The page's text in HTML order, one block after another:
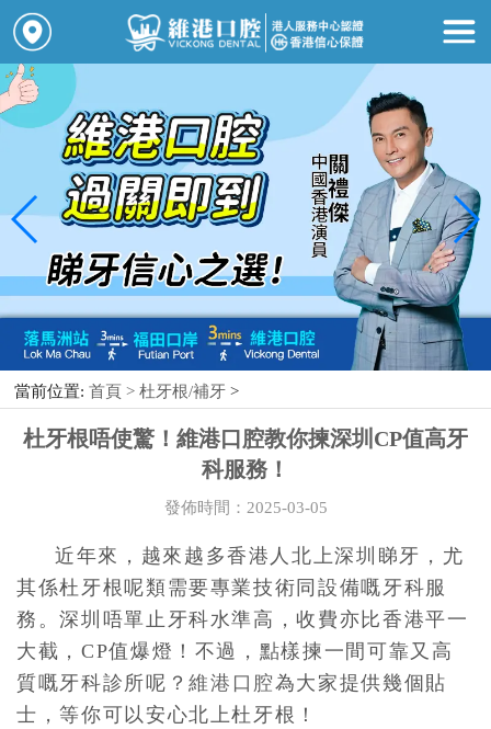
當前位置: 首頁 >杜牙根/補牙 >
杜牙根唔使驚！維港口腔教你揀深圳CP值高牙
科服務！
發佈時間：2025-03-05
近年來，越來越多香港人北上深圳睇牙，尤
其係杜牙根呢類需要專業技術同設備嘅牙科服
務。深圳唔單止牙科水準高，收費亦比香港平一
大截，CP值爆燈！不過，點樣揀一間可靠又高
質嘅牙科診所呢？維港口腔為大家提供幾個貼
士，等你可以安心北上杜牙根！